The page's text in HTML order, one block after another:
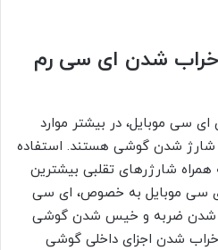
خراب شدن ای سی رم
سی موبایل، در بیشتر موارد
شارژ شدن گوشی هستند. استفاده
شارژرهای تقلبی بیشترین
سی موبایل به خصوص، ای سی
شدن ضربه و خیس شدن گوشی
خراب شدن اجزای داخلی گوشی